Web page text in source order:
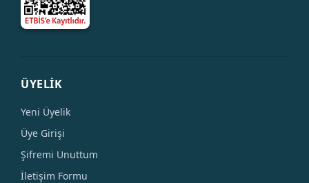
ÜYELİK
Yeni Üyelik
Üye Girişi
Şifremi Unuttum
İletişim Formu